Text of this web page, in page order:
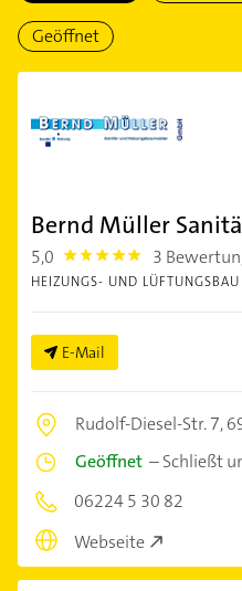
Geöffnet
Bernd Müller
5,0 5.0 3
HEIZUNGS- UND LÜFTUNGSBAU
E-Mail
Rudolf-Diesel-Str. 7,
Geöffnet –Schließt
06224 5 30 82
Webseite